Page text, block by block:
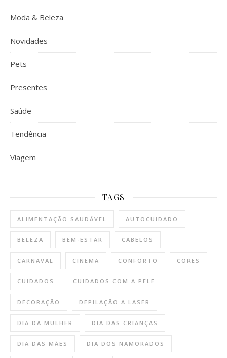
Moda & Beleza
Novidades
Pets
Presentes
Saúde
Tendência
Viagem
TAGS
ALIMENTAÇÃO SAUDÁVEL AUTOCUIDADO
BELEZA BEM-ESTAR CABELOS
CARNAVAL CINEMA CONFORTO CORES
CUIDADOS CUIDADOS COM A PELE
DECORAÇÃO DEPILAÇÃO A LASER
DIA DA MULHER DIA DAS CRIANÇAS
DIA DAS MÃES DIA DOS NAMORADOS